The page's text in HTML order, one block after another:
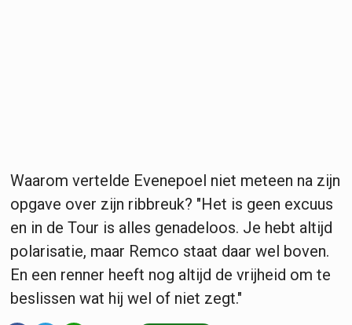
Waarom vertelde Evenepoel niet meteen na zijn
opgave over zijn ribbreuk? "Het is geen excuus
en in de Tour is alles genadeloos. Je hebt altijd
polarisatie, maar Remco staat daar wel boven.
En een renner heeft nog altijd de vrijheid om te
beslissen wat hij wel of niet zegt."